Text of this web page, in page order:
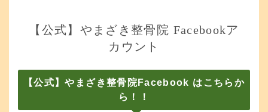
【公式】やまざき整骨院 Facebookア
カウント
【公式】やまざき整骨院Facebook はこちらか
ら！！